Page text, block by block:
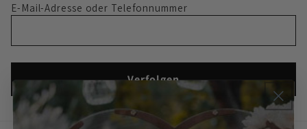
E-Mail-Adresse oder Telefonnummer
Verfolgen